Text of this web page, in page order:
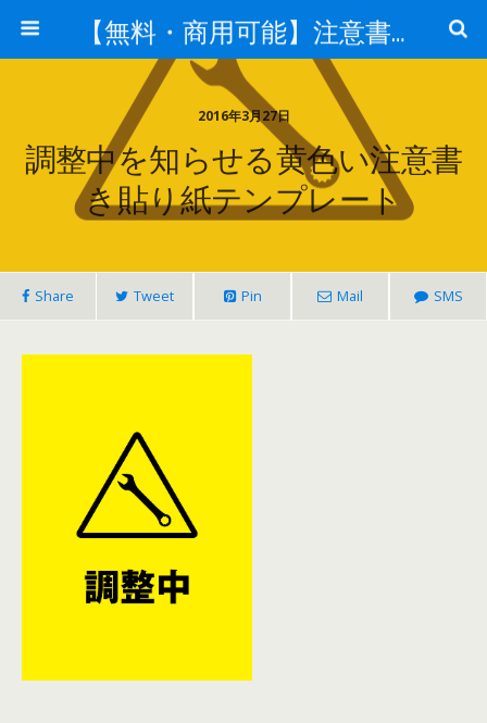
【無料・商用可能】注意書き・張り紙テンプレート【ポスター対応】
2016年3月27日
調整中を知らせる黄色い注意書
き貼り紙テンプレート
Share Tweet Pin Mail SMS